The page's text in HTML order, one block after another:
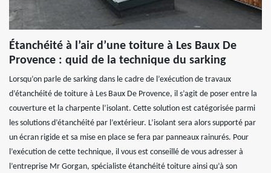
Étanchéité à l’air d’une toiture à Les Baux De
Provence : quid de la technique du sarking
Lorsqu’on parle de sarking dans le cadre de l’exécution de travaux
d’étanchéité de toiture à Les Baux De Provence, il s’agit de poser entre la
couverture et la charpente l’isolant. Cette solution est catégorisée parmi
les solutions d’étanchéité par l’extérieur. L’isolant sera alors supporté par
un écran rigide et sa mise en place se fera par panneaux rainurés. Pour
l’exécution de cette technique, il vous est conseillé de vous adresser à
l’entreprise Mr Gorgan, spécialiste étanchéité toiture ainsi qu’à son